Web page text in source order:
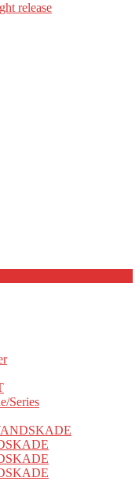
release
Series